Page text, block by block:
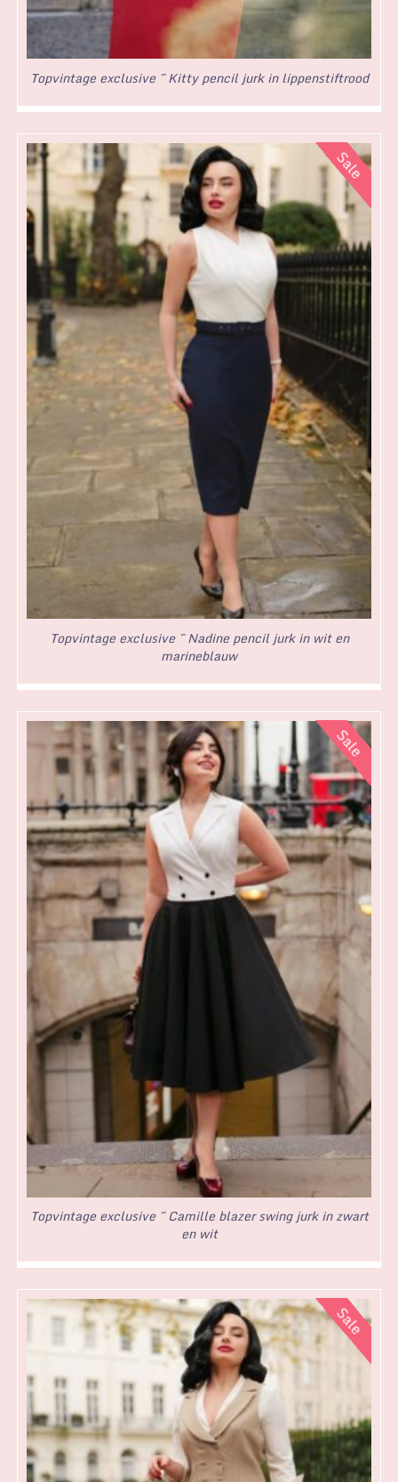
Topvintage exclusive ~ Kitty pencil jurk in lippenstiftrood
Topvintage exclusive ~ Nadine pencil jurk in wit en
marineblauw
Topvintage exclusive ~ Camille blazer swing jurk in zwart
en wit